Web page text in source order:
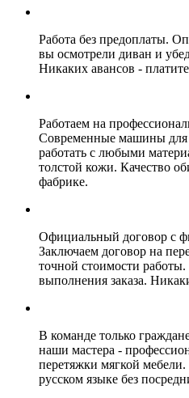
Работа без предоплаты.
вы осмотрели диван и
Никаких авансов - платите
Работаем на
Современные машины для
работать с любыми
толстой кожи. Качество
фабрике.
Официальный договор с
Заключаем договор на
точной стоимости
выполнения заказа.
В команде только
наши мастера -
перетяжки мягкой
русском языке без